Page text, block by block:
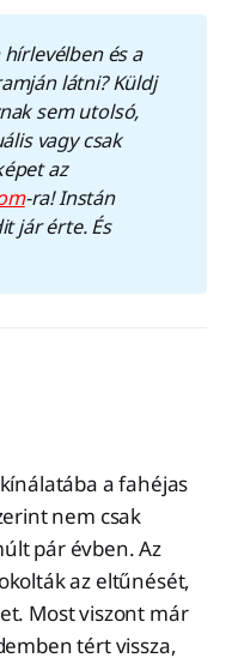
és a
látni? Küldj
sem utolsó,
vagy csak
simán érdekes pécsi képet az
-ra! Instán
jár érte. És
a fahéjas
nem csak
pár évben. Az
az eltűnését,
Most viszont már
tért vissza,